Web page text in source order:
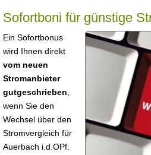
Sofortboni für günstige
Ein Sofortbonus
wird Ihnen direkt
vom neuen
Stromanbieter
gutgeschrieben
wenn Sie den
Wechsel über den
Stromvergleich für
Auerbach i.d.OPf.